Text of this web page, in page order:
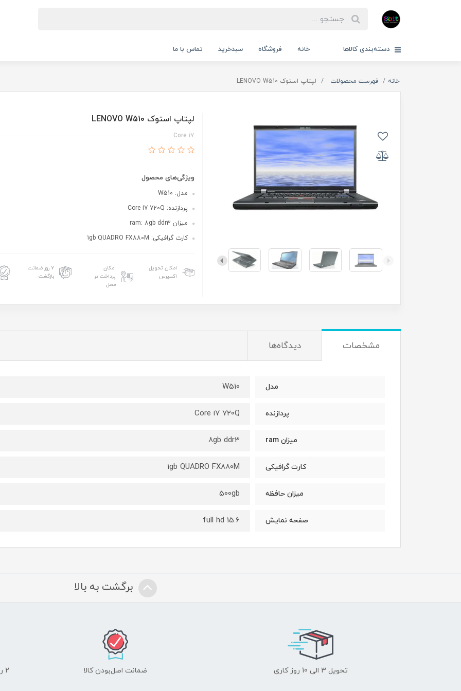
دسته‌بندی کالاها خانه فروشگاه سبدخرید تماس با ما
خانه فهرست محصولات لپتاپ استوک LENOVO W510
لپتاپ استوک LENOVO W510
Core i7
ویژگی‌های محصول
مدل: W510
پردازنده: Core i7 720Q
میزان ram: 8gb ddr3
کارت گرافیکی: 1gb QUADRO FX880M
امکان تحویل
اکسپرس
امکان
پرداخت در
محل
۷ روز ضمانت
بازگشت
مشخصات دیدگاه‌ها
مدل W510
پردازنده Core i7 720Q
میزان ram 8gb ddr3
کارت گرافیکی 1gb QUADRO FX880M
میزان حافظه 500gb
صفحه نمایش 15.6 full hd
برگشت به بالا
تحویل 3 الی 10 روز کاری ضمانت اصل‌بودن کالا 2 روز مهلت تست لوازم جانبی و 10 روز مهلت تست لپ تاپ